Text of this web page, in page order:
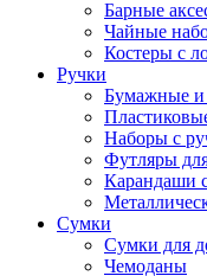
Барные
Чайные
Костеры с
Ручки
Бумажные и
Наборы с
Футляры
Карандаши
Сумки
Сумки для
Чемоданы